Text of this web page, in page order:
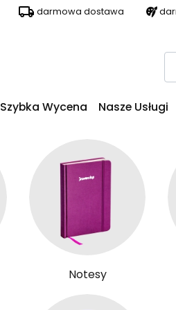
darmowa dostawa
Szybka Wycena Nasze Usługi
Notesy